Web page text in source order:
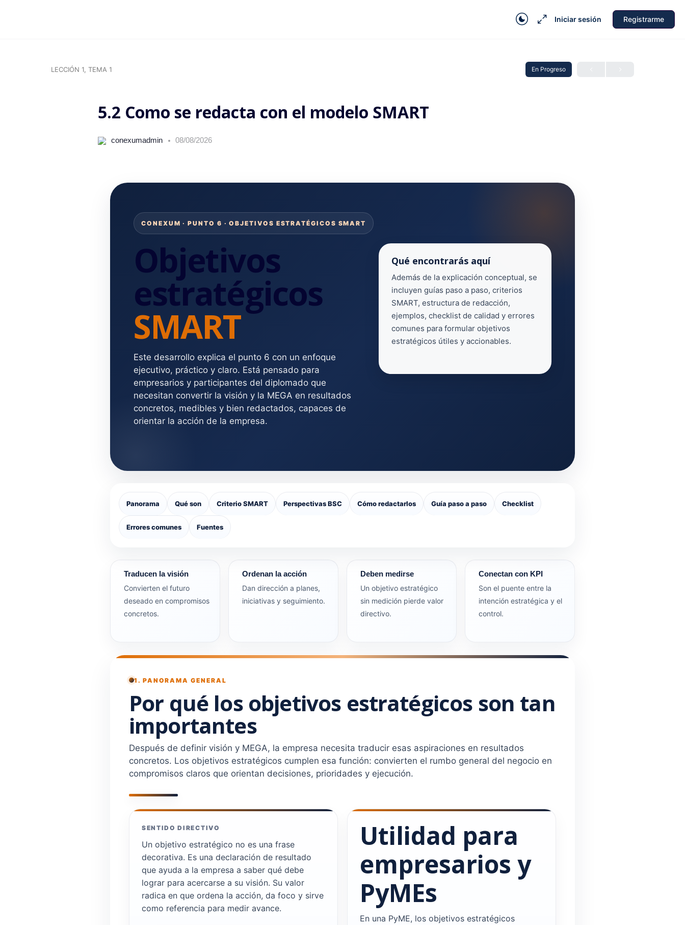
Iniciar sesión Registrarme
LECCIÓN 1, TEMA 1 En Progreso
5.2 Como se redacta con el modelo SMART
conexumadmin 08/08/2026
CONEXUM · PUNTO 6 · OBJETIVOS ESTRATÉGICOS SMART
Objetivos
estratégicos
SMART
Este desarrollo explica el punto 6 con un enfoque
ejecutivo, práctico y claro. Está pensado para
empresarios y participantes del diplomado que
necesitan convertir la visión y la MEGA en resultados
concretos, medibles y bien redactados, capaces de
orientar la acción de la empresa.
Qué encontrarás aquí
Además de la explicación conceptual, se
incluyen guías paso a paso, criterios
SMART, estructura de redacción,
ejemplos, checklist de calidad y errores
comunes para formular objetivos
estratégicos útiles y accionables.
Panorama Qué son Criterio SMART Perspectivas BSC Cómo redactarlos Guía paso a paso Checklist
Errores comunes Fuentes
Traducen la visión
Convierten el futuro
deseado en compromisos
concretos.
Ordenan la acción
Dan dirección a planes,
iniciativas y seguimiento.
Deben medirse
Un objetivo estratégico
sin medición pierde valor
directivo.
Conectan con KPI
Son el puente entre la
intención estratégica y el
control.
1. PANORAMA GENERAL
Por qué los objetivos estratégicos son tan
importantes
Después de definir visión y MEGA, la empresa necesita traducir esas aspiraciones en resultados
concretos. Los objetivos estratégicos cumplen esa función: convierten el rumbo general del negocio en
compromisos claros que orientan decisiones, prioridades y ejecución.
SENTIDO DIRECTIVO
Un objetivo estratégico no es una frase
decorativa. Es una declaración de resultado
que ayuda a la empresa a saber qué debe
lograr para acercarse a su visión. Su valor
radica en que ordena la acción, da foco y sirve
como referencia para medir avance.
Utilidad para
empresarios y
PyMEs
En una PyME, los objetivos estratégicos